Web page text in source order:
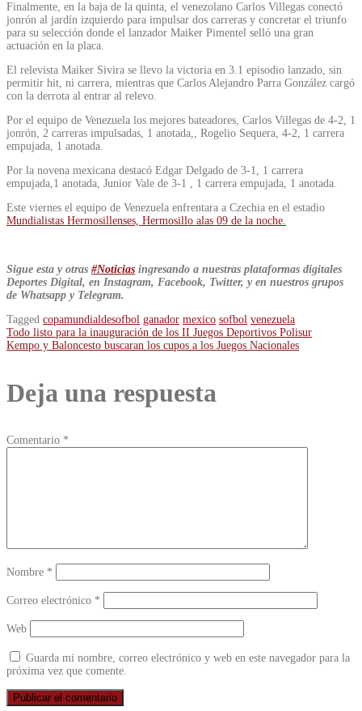
Finalmente, en la baja de la quinta, el venezolano Carlos Villegas conectó
jonrón al jardín izquierdo para impulsar dos carreras y concretar el triunfo
para su selección donde el lanzador Maiker Pimentel selló una gran
actuación en la placa.
El relevista Maiker Sivira se llevo la victoria en 3.1 episodio lanzado, sin
permitir hit, ni carrera, mientras que Carlos Alejandro Parra González cargó
con la derrota al entrar al relevo.
Por el equipo de Venezuela los mejores bateadores, Carlos Villegas de 4-2, 1
jonrón, 2 carreras impulsadas, 1 anotada,, Rogelio Sequera, 4-2, 1 carrera
empujada, 1 anotada.
Por la novena mexicana destacó Edgar Delgado de 3-1, 1 carrera
empujada,1 anotada, Junior Vale de 3-1 , 1 carrera empujada, 1 anotada.
Este viernes el equipo de Venezuela enfrentara a Czechia en el estadio
Mundialistas Hermosillenses, Hermosillo alas 09 de la noche.
Sigue esta y otras #Noticias ingresando a nuestras plataformas digitales
Deportes Digital, en Instagram, Facebook, Twitter, y en nuestros grupos
de Whatsapp y Telegram.
Tagged copamundialdesofbol ganador mexico sofbol venezuela
Navegación
de
Todo listo para la inauguración de los II Juegos Deportivos Polisur
Kempo y Baloncesto buscaran los cupos a los Juegos Nacionales
Deja una respuesta
Comentario *
Nombre *
Correo electrónico *
Web
Guarda mi nombre, correo electrónico y web en este navegador para la
próxima vez que comente.